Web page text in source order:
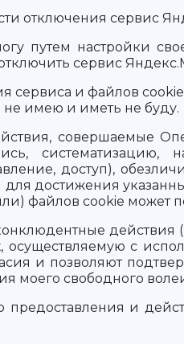
отключения сервис
путем настройки
сервис
сервиса и файлов
не имею и иметь не буду.
совершаемые
систематизацию,
доступ),
достижения
файлов cookie может
действия
осуществляемую с
и позволяют
моего свободного
предоставления и